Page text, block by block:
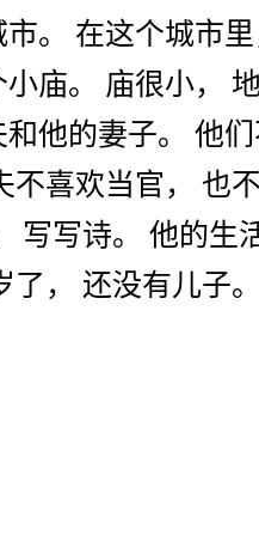
市。 在这个城市里
小庙。 庙很小，
和他的妻子。 他们
不喜欢当官， 也
写写诗。 他的生
了 ， 还没有儿子。